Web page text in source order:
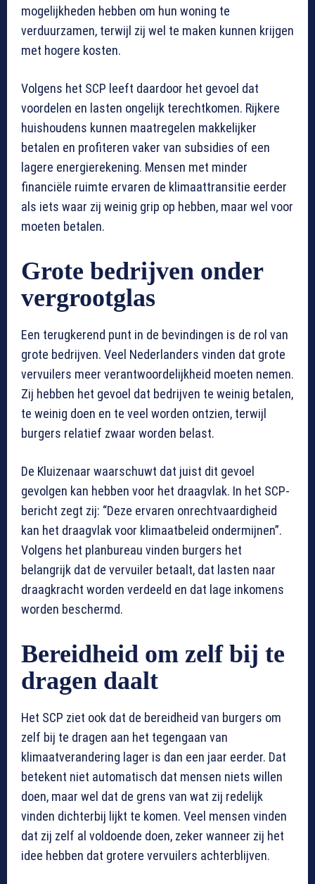
mogelijkheden hebben om hun woning te
verduurzamen, terwijl zij wel te maken kunnen krijgen
met hogere kosten.
Volgens het SCP leeft daardoor het gevoel dat
voordelen en lasten ongelijk terechtkomen. Rijkere
huishoudens kunnen maatregelen makkelijker
betalen en profiteren vaker van subsidies of een
lagere energierekening. Mensen met minder
financiële ruimte ervaren de klimaattransitie eerder
als iets waar zij weinig grip op hebben, maar wel voor
moeten betalen.
Grote bedrijven onder
vergrootglas
Een terugkerend punt in de bevindingen is de rol van
grote bedrijven. Veel Nederlanders vinden dat grote
vervuilers meer verantwoordelijkheid moeten nemen.
Zij hebben het gevoel dat bedrijven te weinig betalen,
te weinig doen en te veel worden ontzien, terwijl
burgers relatief zwaar worden belast.
De Kluizenaar waarschuwt dat juist dit gevoel
gevolgen kan hebben voor het draagvlak. In het SCP-
bericht zegt zij: “Deze ervaren onrechtvaardigheid
kan het draagvlak voor klimaatbeleid ondermijnen”.
Volgens het planbureau vinden burgers het
belangrijk dat de vervuiler betaalt, dat lasten naar
draagkracht worden verdeeld en dat lage inkomens
worden beschermd.
Bereidheid om zelf bij te
dragen daalt
Het SCP ziet ook dat de bereidheid van burgers om
zelf bij te dragen aan het tegengaan van
klimaatverandering lager is dan een jaar eerder. Dat
betekent niet automatisch dat mensen niets willen
doen, maar wel dat de grens van wat zij redelijk
vinden dichterbij lijkt te komen. Veel mensen vinden
dat zij zelf al voldoende doen, zeker wanneer zij het
idee hebben dat grotere vervuilers achterblijven.